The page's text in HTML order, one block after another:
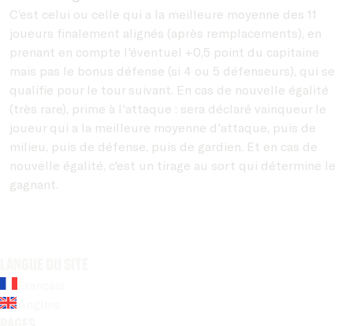
C’est celui ou celle qui a la meilleure moyenne des 11
joueurs finalement alignés (après remplacements), en
prenant en compte l'éventuel +0,5 point du capitaine
mais pas le bonus défense (si 4 ou 5 défenseurs), qui se
qualifie pour le tour suivant. En cas de nouvelle égalité
(très rare), prime à l'attaque : sera déclaré vainqueur le
joueur qui a la meilleure moyenne d'attaque, puis de
milieu, puis de défense, puis de gardien. Et en cas de
nouvelle égalité, c'est un tirage au sort qui détermine le
gagnant.